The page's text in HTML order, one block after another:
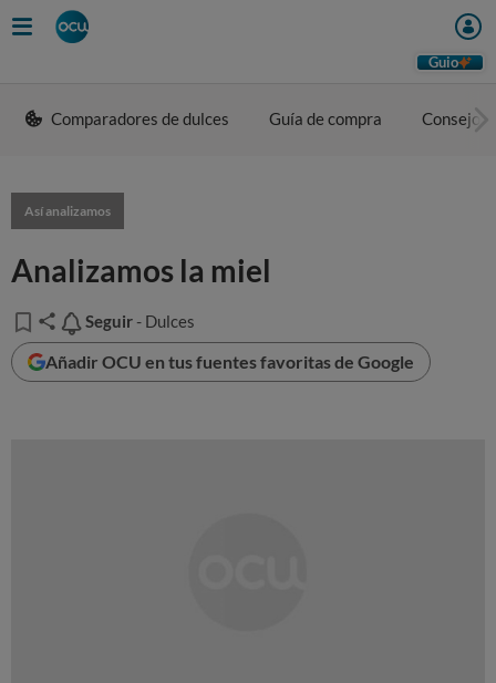
Guio
Comparadores de dulces Guía de compra Consejos
Así analizamos
Analizamos la miel
Seguir
Seguir - Dulces
Añadir OCU en tus fuentes favoritas de Google